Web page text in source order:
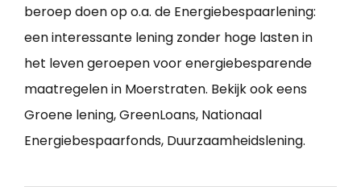
beroep doen op o.a. de Energiebespaarlening:
een interessante lening zonder hoge lasten in
het leven geroepen voor energiebesparende
maatregelen in Moerstraten. Bekijk ook eens
Groene lening, GreenLoans, Nationaal
Energiebespaarfonds, Duurzaamheidslening.